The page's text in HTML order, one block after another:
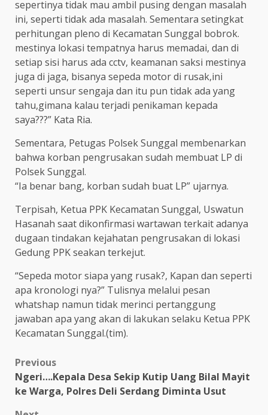
sepertinya tidak mau ambil pusing dengan masalah
ini, seperti tidak ada masalah. Sementara setingkat
perhitungan pleno di Kecamatan Sunggal bobrok.
mestinya lokasi tempatnya harus memadai, dan di
setiap sisi harus ada cctv, keamanan saksi mestinya
juga di jaga, bisanya sepeda motor di rusak,ini
seperti unsur sengaja dan itu pun tidak ada yang
tahu,gimana kalau terjadi penikaman kepada
saya???” Kata Ria.
Sementara, Petugas Polsek Sunggal membenarkan
bahwa korban pengrusakan sudah membuat LP di
Polsek Sunggal.
“Ia benar bang, korban sudah buat LP” ujarnya.
Terpisah, Ketua PPK Kecamatan Sunggal, Uswatun
Hasanah saat dikonfirmasi wartawan terkait adanya
dugaan tindakan kejahatan pengrusakan di lokasi
Gedung PPK seakan terkejut.
“Sepeda motor siapa yang rusak?, Kapan dan seperti
apa kronologi nya?” Tulisnya melalui pesan
whatshap namun tidak merinci pertanggung
jawaban apa yang akan di lakukan selaku Ketua PPK
Kecamatan Sunggal.(tim).
Post
navigation
Previous
Ngeri….Kepala Desa Sekip Kutip Uang Bilal Mayit
ke Warga, Polres Deli Serdang Diminta Usut